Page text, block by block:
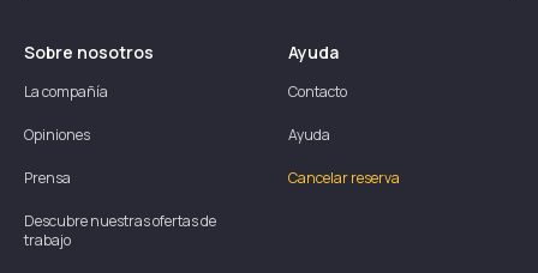
Sobre nosotros
La compañía
Opiniones
Prensa
Descubre nuestras ofertas de
trabajo
Ayuda
Contacto
Ayuda
Cancelar reserva